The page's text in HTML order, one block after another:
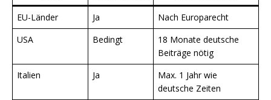
EU-Länder Ja
Nach Europarecht
USA
Bedingt
18 Monate deutsche
Beiträge nötig
Italien
Ja
Max. 1 Jahr wie
deutsche Zeiten